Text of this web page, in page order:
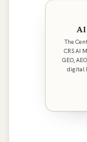
AI
The
CRS AI
GEO,
digital